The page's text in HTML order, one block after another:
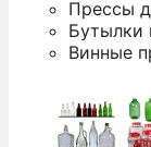
Прессы
Бутылки
Винные